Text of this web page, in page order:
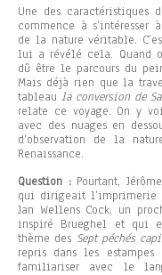
Une des caractéristiques
commence à
de la nature véritable.
lui a révélé cela. Quand
dû être le parcours du
Mais déjà rien que la
tableaula conversion de
relate ce voyage. On y
avec des nuages en
d’observation de la
Renaissance.
Question :Pourtant,
qui dirigeait l’imprimerie
Jan Wellens Cock, un
inspiré Brueghel et qui
thème des Sept péchés
repris dans les
familiariser avec le